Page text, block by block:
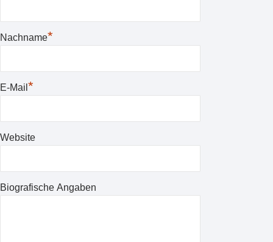
Nachname*
E-Mail *
Website
Biografische Angaben